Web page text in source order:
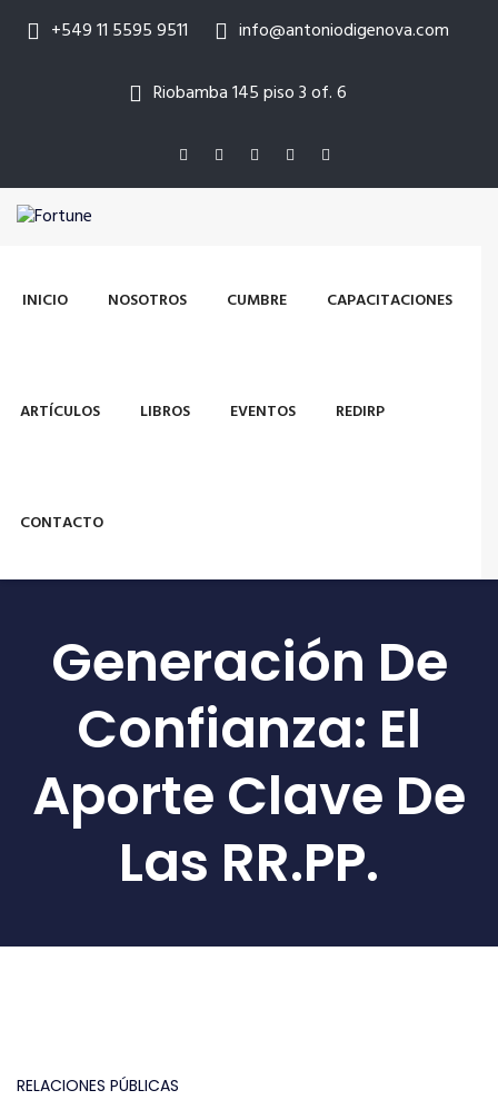
+549 11 5595 9511 info@antoniodigenova.com
Riobamba 145 piso 3 of. 6
INICIO NOSOTROS CUMBRE CAPACITACIONES
ARTÍCULOS LIBROS EVENTOS REDIRP
CONTACTO
Generación De
Confianza: El
Aporte Clave De
Las RR.PP.
RELACIONES PÚBLICAS